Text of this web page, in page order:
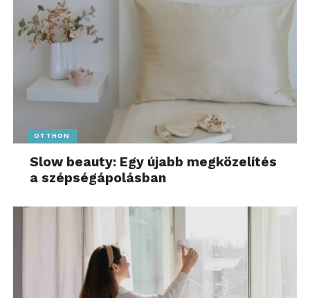
OTTHON
Slow beauty: Egy újabb megközelítés
a szépségápolásban